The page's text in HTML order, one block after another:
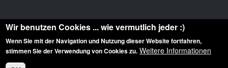
Diese Website ist urheberrechtlich geschützt: © 2010-2026 der Film Noir de. Alle
Rechte vorbehalten.
Wir benutzen Cookies ... wie vermutlich jeder :)
Wenn Sie mit der Navigation und Nutzung dieser Website fortfahren,
stimmen Sie der Verwendung von Cookies zu. Weitere Informationen